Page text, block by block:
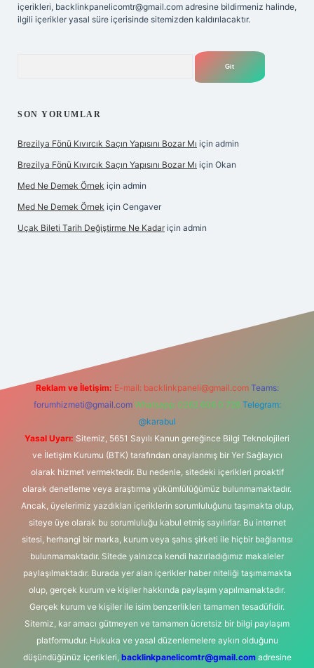
içerikleri, backlinkpanelicomtr@gmail.com adresine bildirmeniz halinde,
ilgili içerikler yasal süre içerisinde sitemizden kaldırılacaktır.
SON YORUMLAR
Brezilya Fönü Kıvırcık Saçın Yapısını Bozar Mı için admin
Brezilya Fönü Kıvırcık Saçın Yapısını Bozar Mı için Okan
Med Ne Demek Örnek için admin
Med Ne Demek Örnek için Cengaver
Uçak Bileti Tarih Değiştirme Ne Kadar için admin
Reklam ve İletişim: E-mail: backlinkpaneli@gmail.com Teams:
forumhizmeti@gmail.com Whatsapp: 0262 606 0 726 Telegram:
@karabul
Yasal Uyarı: Sitemiz, 5651 Sayılı Kanun gereğince Bilgi Teknolojileri
ve İletişim Kurumu (BTK) tarafından onaylanmış bir Yer Sağlayıcı
olarak hizmet vermektedir. Bu nedenle, sitedeki içerikleri proaktif
olarak denetleme veya araştırma yükümlülüğümüz bulunmamaktadır.
Ancak, üyelerimiz yazdıkları içeriklerin sorumluluğunu taşımakta olup,
siteye üye olarak bu sorumluluğu kabul etmiş sayılırlar. Bu internet
sitesi, herhangi bir marka, kurum veya şahıs şirketi ile hiçbir bağlantısı
bulunmamaktadır. Sitede yalnızca kendi hazırladığımız makaleler
paylaşılmaktadır. Burada yer alan içerikler haber niteliği taşımamakta
olup, gerçek kurum ve kişiler hakkında paylaşım yapılmamaktadır.
Gerçek kurum ve kişiler ile isim benzerlikleri tamamen tesadüfidir.
Sitemiz, kar amacı gütmeyen ve tamamen ücretsiz bir bilgi paylaşım
platformudur. Hukuka ve yasal düzenlemelere aykırı olduğunu
düşündüğünüz içerikleri, backlinkpanelicomtr@gmail.comadresine